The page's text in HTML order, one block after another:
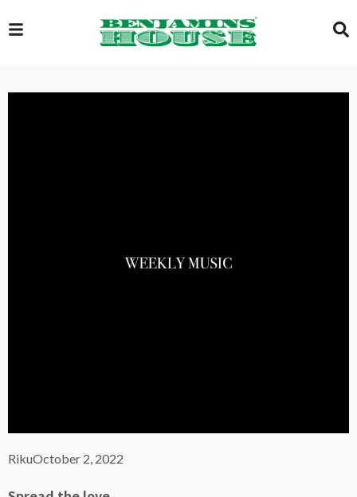
EXCLUSIVE
GALLERY
RikuOctober 2, 2022